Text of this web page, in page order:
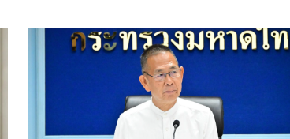
เข้มสวมชื่อเปิดบริษัท- รับจ้าง-บัญชีม้า